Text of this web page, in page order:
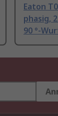
Eaton
phasig,
90 °-